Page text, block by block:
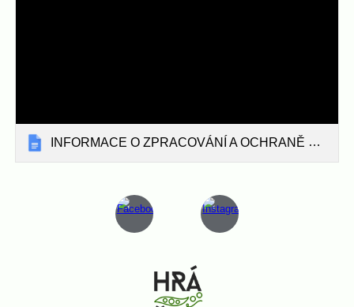
INFORMACE O ZPRACOVÁNÍ A OCHRANĚ OSOBNÍCH ÚDAJŮ